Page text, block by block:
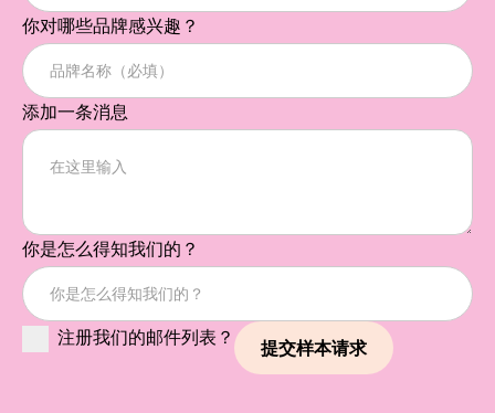
你对哪些品牌感兴趣？
添加一条消息
你是怎么得知我们的？
注册我们的邮件列表？